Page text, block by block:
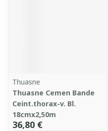
Thuasne
Thuasne Cemen Bande
Ceint.thorax-v. Bl.
18cmx2,50m
36,80 €